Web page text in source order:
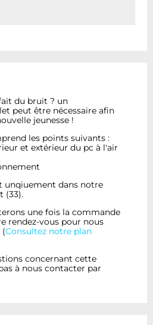
du bruit ? un
peut être nécessaire afin
jeunesse !
les points suivants :
et extérieur du pc à l'air
unqiuement dans notre
(33).
une fois la commande
rendez-vous pour nous
(Consultez notre plan
concernant cette
à nous contacter par